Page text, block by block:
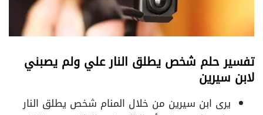
تفسير حلم شخص يطلق النار علي ولم يصبني
لابن سيرين
يرى ابن سيرين من خلال المنام شخص يطلق النار